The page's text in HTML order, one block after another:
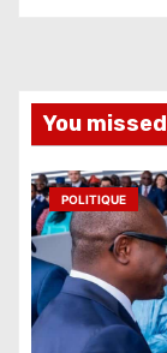
You missed
POLITIQUE